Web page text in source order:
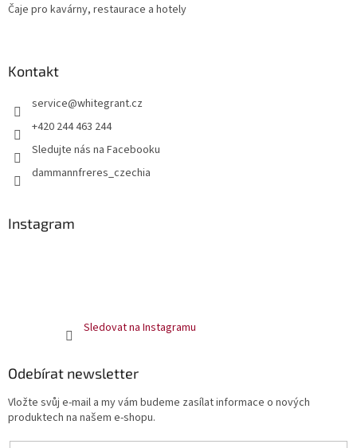
Čaje pro kavárny, restaurace a hotely
Kontakt
service@whitegrant.cz
+420 244 463 244
Sledujte nás na Facebooku
dammannfreres_czechia
Instagram
Sledovat na Instagramu
Odebírat newsletter
Vložte svůj e-mail a my vám budeme zasílat informace o nových
produktech na našem e-shopu.